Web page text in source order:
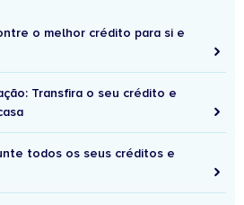
o melhor crédito para si e
Transfira o seu crédito e
todos os seus créditos e